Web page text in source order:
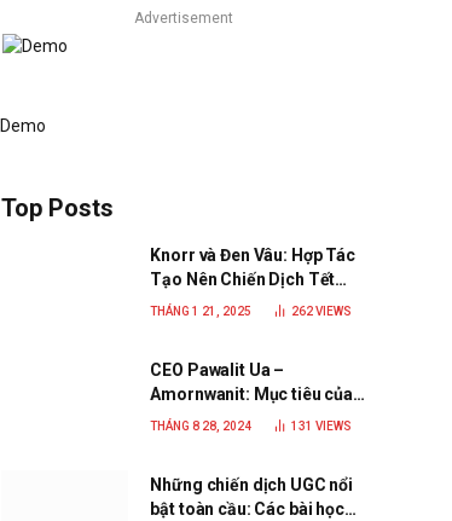
Advertisement
Top Posts
Knorr và Đen Vâu: Hợp Tác
Tạo Nên Chiến Dịch Tết
2025 Đầy Cảm Xúc “Vị Nhà”
THÁNG 1 21, 2025 262VIEWS
CEO Pawalit Ua –
Amornwanit: Mục tiêu của
C.P. Việt Nam là trở thành
THÁNG 8 28, 2024 131VIEWS
Những chiến dịch UGC nổi
bật toàn cầu: Các bài học